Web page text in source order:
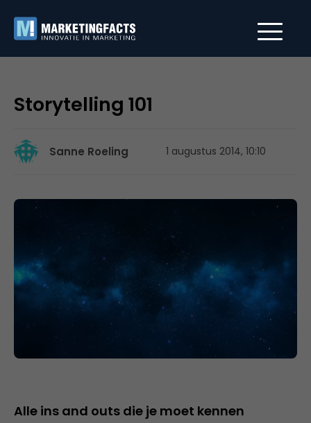
Storytelling 101
Sanne Roeling 1 augustus 2014, 10:10
Alle ins and outs die je moet kennen